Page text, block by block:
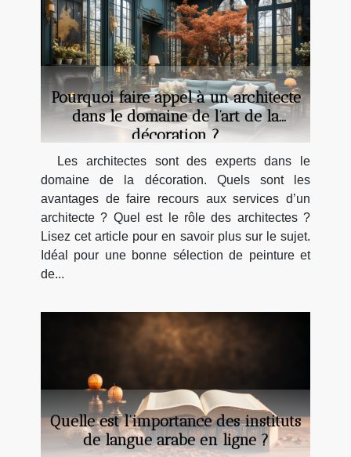
Pourquoi faire appel à un architecte
dans le domaine de l’art de la
décoration ?
Les architectes sont des experts dans le
domaine de la décoration. Quels sont les
avantages de faire recours aux services d’un
architecte ? Quel est le rôle des architectes ?
Lisez cet article pour en savoir plus sur le sujet.
Idéal pour une bonne sélection de peinture et
de...
Quelle est l’importance des instituts
de langue arabe en ligne ?